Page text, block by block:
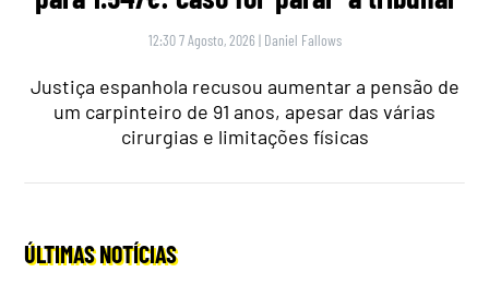
12:30 7 Agosto, 2026 | Daniel Fallows
Justiça espanhola recusou aumentar a pensão de
um carpinteiro de 91 anos, apesar das várias
cirurgias e limitações físicas
ÚLTIMAS NOTÍCIAS